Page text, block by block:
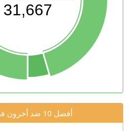
31,667
أفضل 10 ضد أخرون في زمن الخمول